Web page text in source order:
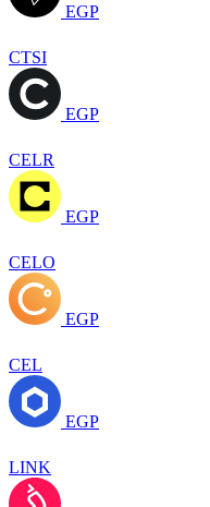
EGP
CTSI
EGP
CELR
EGP
CELO
EGP
CEL
EGP
LINK